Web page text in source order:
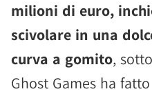
milioni di euro,
scivolare in una
curva a gomito,
Ghost Games ha